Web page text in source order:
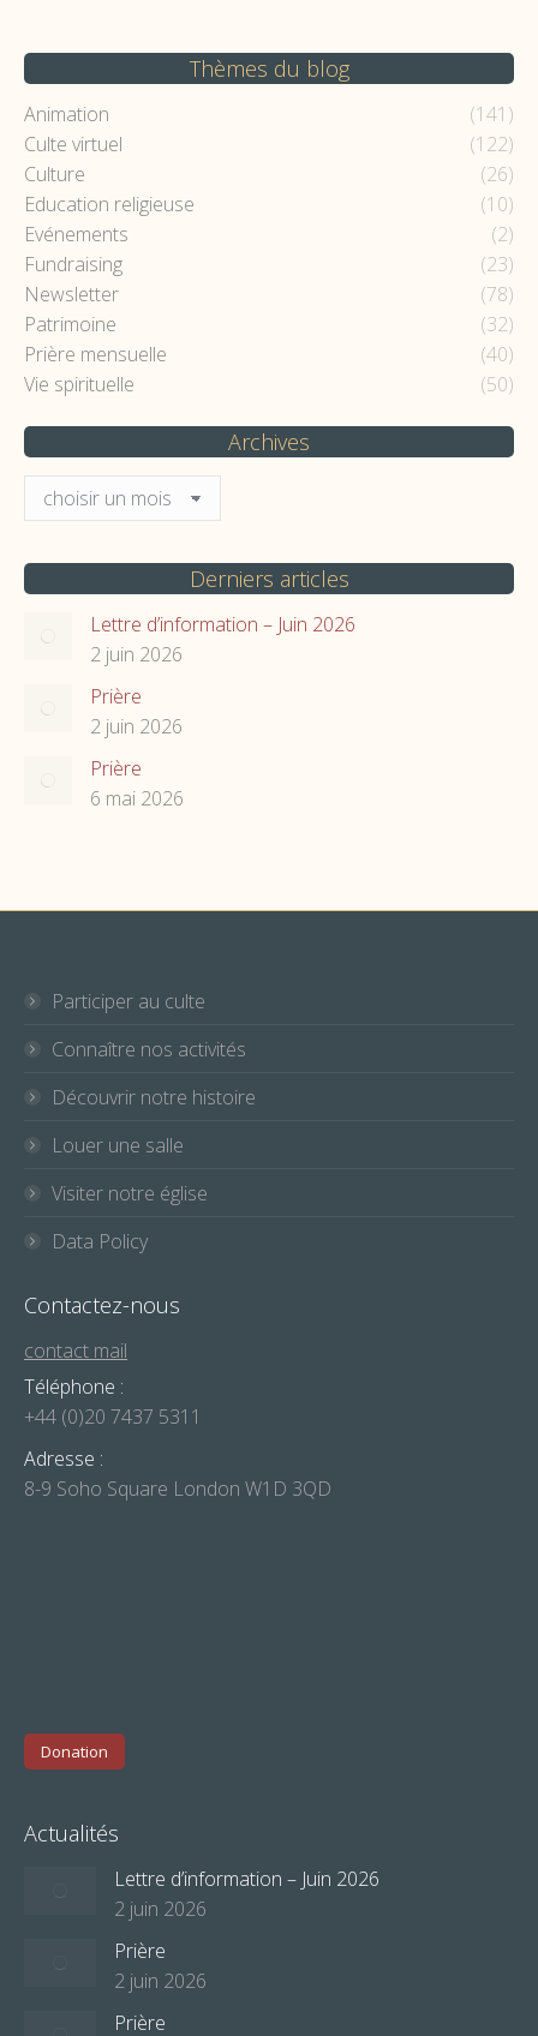
Thèmes du blog
Animation
(141)
Culte virtuel
(122)
Culture
(26)
Education religieuse
(10)
Evénements
(2)
Fundraising
(23)
Newsletter
(78)
Patrimoine
(32)
Prière mensuelle
(40)
Vie spirituelle
(50)
Archives
Archives
Derniers articles
Lettre d’information – Juin 2026
2 juin 2026
Prière
2 juin 2026
Prière
6 mai 2026
Participer au culte
Connaître nos activités
Découvrir notre histoire
Louer une salle
Visiter notre église
Data Policy
Contactez-nous
contact mail
Téléphone :
+44 (0)20 7437 5311
Adresse :
8-9 Soho Square London W1D 3QD
Donation
Actualités
Lettre d’information – Juin 2026
2 juin 2026
Prière
2 juin 2026
Prière